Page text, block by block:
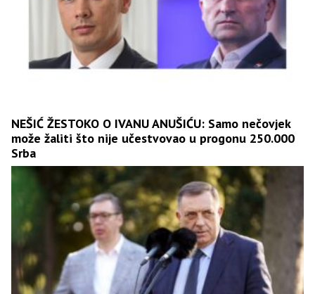
NEŠIĆ ŽESTOKO O IVANU ANUŠIĆU: Samo nečovjek
može žaliti što nije učestvovao u progonu 250.000
Srba